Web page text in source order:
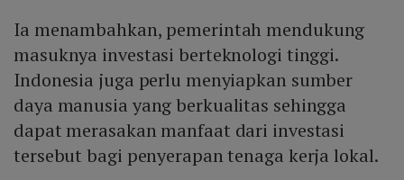
Ia menambahkan, pemerintah mendukung
masuknya investasi berteknologi tinggi.
Indonesia juga perlu menyiapkan sumber
daya manusia yang berkualitas sehingga
dapat merasakan manfaat dari investasi
tersebut bagi penyerapan tenaga kerja lokal.